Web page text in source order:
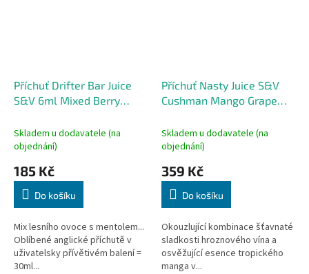
Příchuť Drifter Bar Juice
S&V 6ml Mixed Berry
Skladem u dodavatele (na
objednání)
185 Kč
Do košíku
Mix lesního ovoce s mentolem...
Oblíbené anglické příchutě v
uživatelsky přívětivém balení =
30ml...
Příchuť Nasty Juice S&V
Cushman Mango Grape
Skladem u dodavatele (na
objednání)
359 Kč
Do košíku
Okouzlující kombinace šťavnaté
sladkosti hroznového vína a
osvěžující esence tropického
manga v...